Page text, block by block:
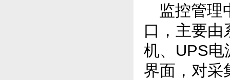
监控管理
口，主要由
机、UPS电
界面，对采